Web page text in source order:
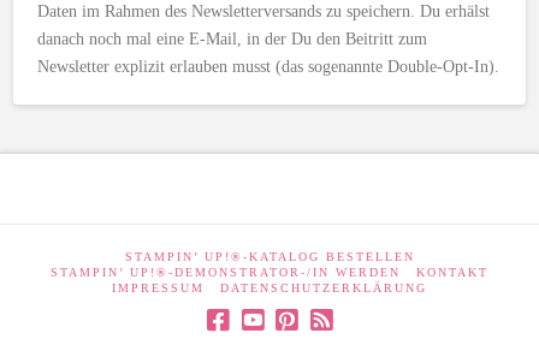
Daten im Rahmen des Newsletterversands zu speichern. Du erhälst
danach noch mal eine E-Mail, in der Du den Beitritt zum
Newsletter explizit erlauben musst (das sogenannte Double-Opt-In).
STAMPIN’ UP!®-KATALOG BESTELLEN
STAMPIN’ UP!®-DEMONSTRATOR-/IN WERDEN
KONTAKT
IMPRESSUM
DATENSCHUTZERKLÄRUNG